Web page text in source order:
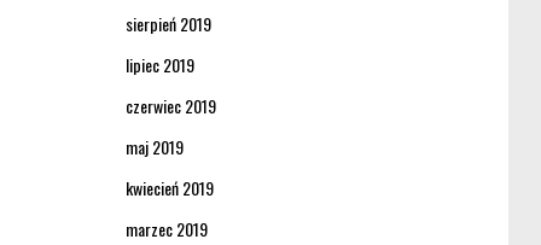
sierpień 2019
lipiec 2019
czerwiec 2019
maj 2019
kwiecień 2019
marzec 2019